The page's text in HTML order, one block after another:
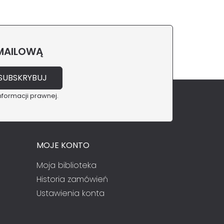
prawnej.
MOJE KONTO
Moja biblioteka
Historia zamówień
Ustawienia konta